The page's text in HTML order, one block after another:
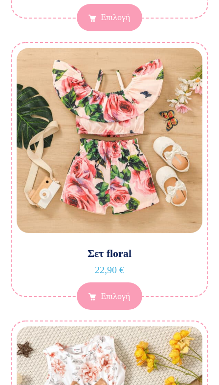
Επιλογή
Σετ floral
22,90 €
Επιλογή